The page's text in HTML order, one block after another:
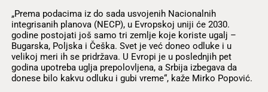
„Prema podacima iz do sada usvojenih Nacionalnih
integrisanih planova (NECP), u Evropskoj uniji će 2030.
godine postojati još samo tri zemlje koje koriste ugalj –
Bugarska, Poljska i Češka. Svet je već doneo odluke i u
velikoj meri ih se pridržava. U Evropi je u poslednjih pet
godina upotreba uglja prepolovljena, a Srbija izbegava da
donese bilo kakvu odluku i gubi vreme“, kaže Mirko Popović.